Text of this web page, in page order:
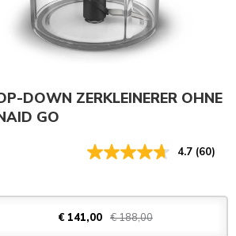
DOWN ZERKLEINERER OHNE
GO
4.7 (60)
€ 141,00 € 188,00